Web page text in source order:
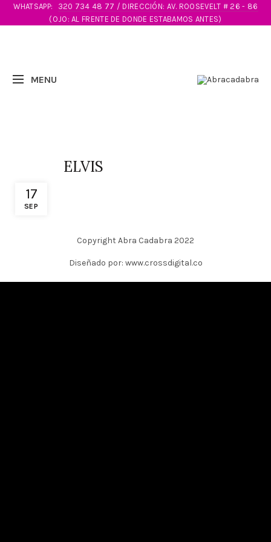
WHATSAPP:
320 734 48 77 / DIRECCIÓN: AV. ROOSEVELT # 26 - 86
(OJO: AL FRENTE DE DONDE ESTABAMOS ANTES)
17
SEP
ELVIS
Copyright Abra Cadabra 2022
Diseñado por: www.crossdigital.co